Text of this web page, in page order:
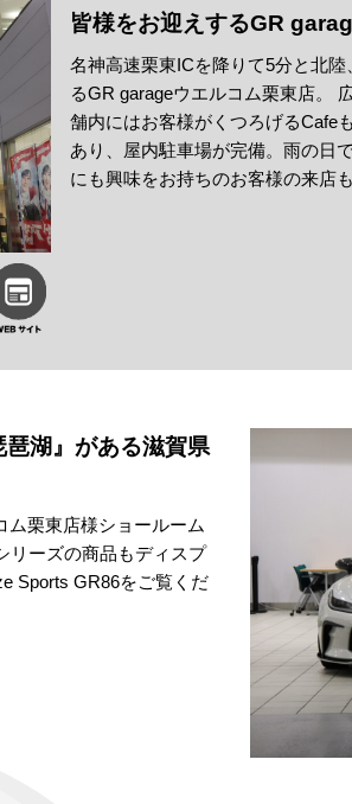
皆様をお迎えするGR
名神高速栗東ICを降りて5分と北
るGR garageウエルコム栗東店。
舗内にはお客様がくつろげるCafe
あり、屋内駐車場が完備。雨の日
にも興味をお持ちのお客様の来店
湖』がある滋賀県
ム栗東店様ショールーム
リーズの商品もディスプ
Sports GR86をご覧くだ